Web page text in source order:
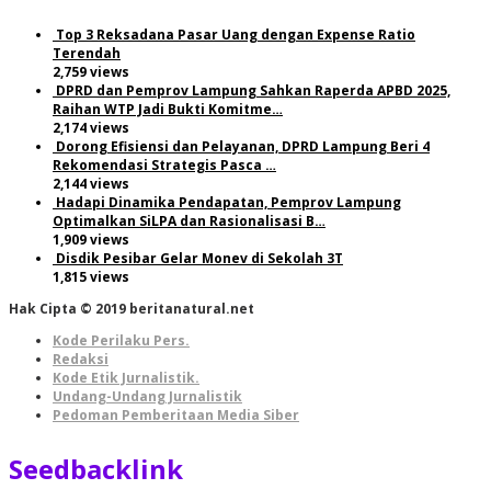
Top 3 Reksadana Pasar Uang dengan Expense Ratio
Terendah
2,759 views
DPRD dan Pemprov Lampung Sahkan Raperda APBD 2025,
Raihan WTP Jadi Bukti Komitme…
2,174 views
Dorong Efisiensi dan Pelayanan, DPRD Lampung Beri 4
Rekomendasi Strategis Pasca …
2,144 views
Hadapi Dinamika Pendapatan, Pemprov Lampung
Optimalkan SiLPA dan Rasionalisasi B…
1,909 views
Disdik Pesibar Gelar Monev di Sekolah 3T
1,815 views
Hak Cipta © 2019 beritanatural.net
Kode Perilaku Pers.
Redaksi
Kode Etik Jurnalistik.
Undang-Undang Jurnalistik
Pedoman Pemberitaan Media Siber
Seedbacklink